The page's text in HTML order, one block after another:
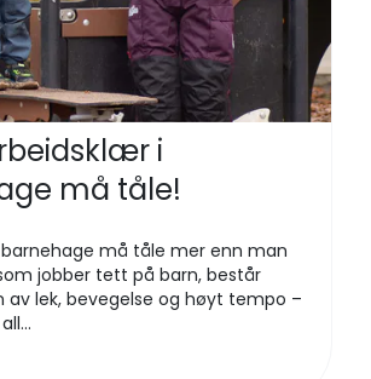
i
må tåle!
må tåle mer enn man
jobber tett på barn, består
av lek, bevegelse og høyt tempo –